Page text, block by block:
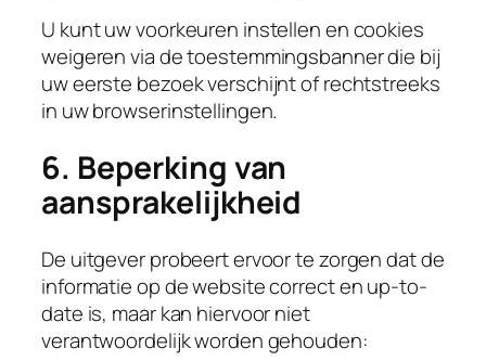
U kunt uw voorkeuren instellen en cookies
weigeren via de toestemmingsbanner die bij
uw eerste bezoek verschijnt of rechtstreeks
in uw browserinstellingen.
6. Beperking van
aansprakelijkheid
De uitgever probeert ervoor te zorgen dat de
informatie op de website correct en up-to-
date is, maar kan hiervoor niet
verantwoordelijk worden gehouden: